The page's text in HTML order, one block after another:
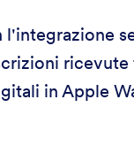
ricevute
in Apple